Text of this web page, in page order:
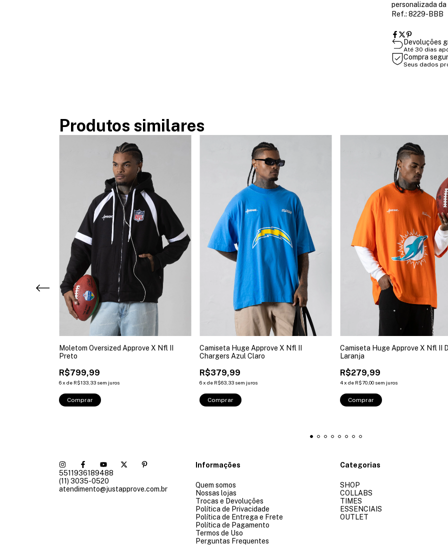
personalizada
Ref.: 8229-BBB
Devoluções
Até 30 dias
Compra
Seus dados
Produtos similares
Moletom Oversized Approve X Nfl II
Preto
R$799,99
6x de R$133,33 sem juros
Comprar
Camiseta Huge Approve X Nfl II
Chargers Azul Claro
R$379,99
6x de R$63,33 sem juros
Comprar
Camiseta Huge Approve X Nfl II
Laranja
R$279,99
4x de R$70,00 sem juros
Comprar
5511936189488
(11) 3035-0520
atendimento@justapprove.com.br
Informações
Quem somos
Nossas lojas
Trocas e Devoluções
Política de Privacidade
Política de Entrega e Frete
Política de Pagamento
Termos de Uso
Perguntas Frequentes
Categorias
SHOP
COLLABS
TIMES
ESSENCIAIS
OUTLET